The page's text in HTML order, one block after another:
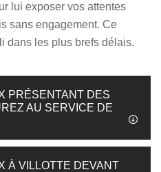
lui exposer vos attentes
sans engagement. Ce
dans les plus brefs délais.
PRÉSENTANT DES
AU SERVICE DE
À VILLOTTE DEVANT